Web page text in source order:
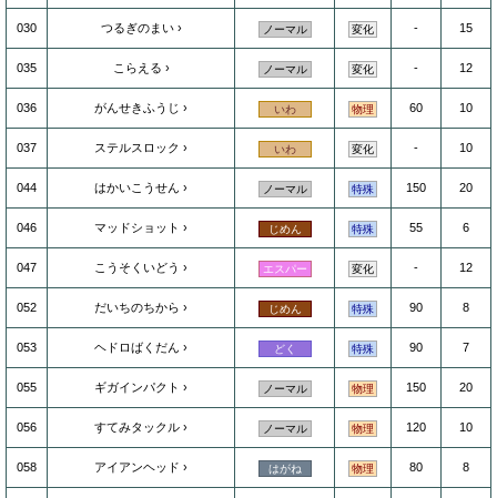
030 つるぎのまい ノーマル 変化 - 15
035 こらえる ノーマル 変化 - 12
036 がんせきふうじ いわ 物理 60 10
037 ステルスロック いわ 変化 - 10
044 はかいこうせん ノーマル 特殊 150 20
046 マッドショット じめん 特殊 55 6
047 こうそくいどう エスパー 変化 - 12
052 だいちのちから じめん 特殊 90 8
053 ヘドロばくだん どく 特殊 90 7
055 ギガインパクト ノーマル 物理 150 20
056 すてみタックル ノーマル 物理 120 10
058 アイアンヘッド はがね 物理 80 8